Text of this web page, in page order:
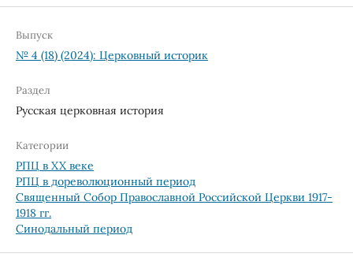
Выпуск
№ 4 (18) (2024): Церковный историк
Раздел
Русская церковная история
Категории
РПЦ в XX веке
РПЦ в дореволюционный период
Священный Собор Православной Российской Церкви 1917-
1918 гг.
Синодальный период